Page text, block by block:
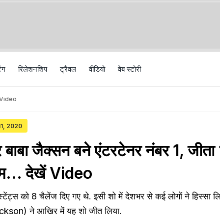
रिलेशनशिप ट्रैवल वीड‍ियो वेब स्टोरी
Video
2020
बाबा जैक्सन बने एंटरटेनर नंबर 1, जीता
देखें Video
को 8 चैलेंज दिए गए थे. इसी शो में देशभर से कई लोगों ने हिस्सा
ने आखिर में यह शो जीत लिया.